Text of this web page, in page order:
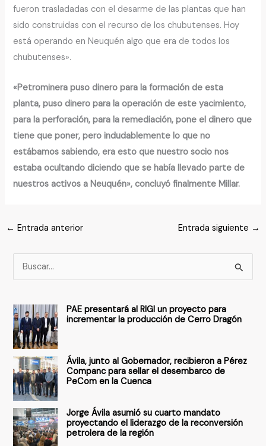
fueron trasladadas con el desarme de las plantas que han
sido construidas con el recurso de los chubutenses. Hoy
está operando en Neuquén algo que era de todos los
chubutenses».
«Petrominera puso dinero para la formación de esta
planta, puso dinero para la operación de este yacimiento,
para la perforación, para la remediación, pone el dinero que
tiene que poner, pero indudablemente lo que no
estábamos sabiendo, era esto que nuestro socio nos
estaba ocultando diciendo que se había llevado parte de
nuestros activos a Neuquén», concluyó finalmente Millar.
← Entrada anterior Entrada siguiente →
u
c
a
r
o
r
:
PAE presentará al RIGI un proyecto para
incrementar la producción de Cerro Dragón
Ávila, junto al Gobernador, recibieron a Pérez
Companc para sellar el desembarco de
PeCom en la Cuenca
Jorge Ávila asumió su cuarto mandato
proyectando el liderazgo de la reconversión
petrolera de la región